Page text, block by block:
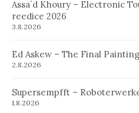
Assa´d Khoury – Electronic
reedice 2026
3.8.2026
Ed Askew – The Final
2.8.2026
Supersempfft –
1.8.2026